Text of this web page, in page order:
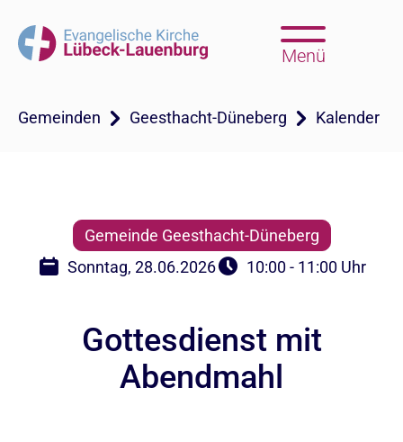
Menü
Gemeinden Geesthacht-Düneberg Kalender
Gemeinde Geesthacht-Düneberg
Sonntag, 28.06.2026
10:00 - 11:00 Uhr
Gottesdienst mit
Abendmahl